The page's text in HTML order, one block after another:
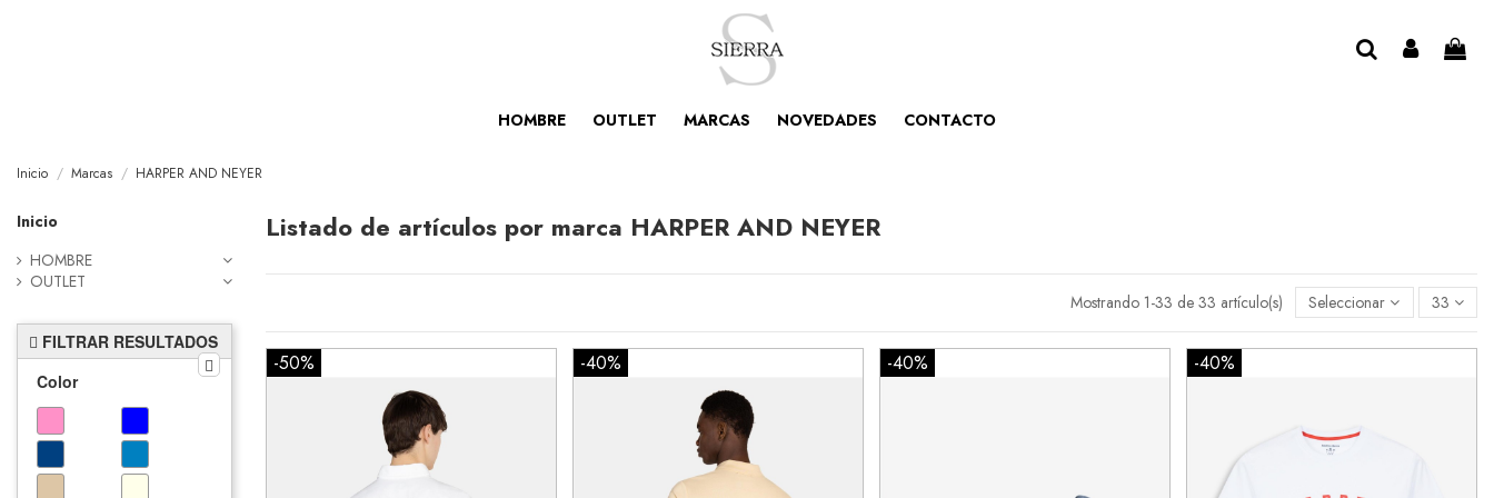
HOMBRE OUTLET MARCAS NOVEDADES CONTACTO
Inicio Marcas HARPER AND NEYER
Listado de artículos por marca HARPER AND NEYER
Mostrando 1-33 de 33 artículo(s) Seleccionar 33
-50% -40% -40% -40%
Inicio
HOMBRE
OUTLET
FILTRAR RESULTADOS
Color